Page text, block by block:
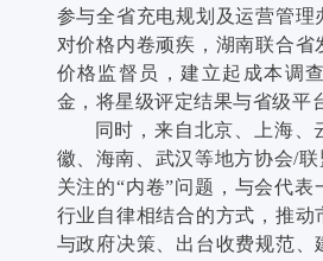
参与全省充电规划及运营管
对价格内卷顽疾，湖南联合
价格监督员，建立起成本调
金，将星级评定结果与省级平
同时，来自北京、上海
徽、海南、武汉等地方协会/
关注的“内卷”问题，与会代
行业自律相结合的方式，推
与政府决策、出台收费规范